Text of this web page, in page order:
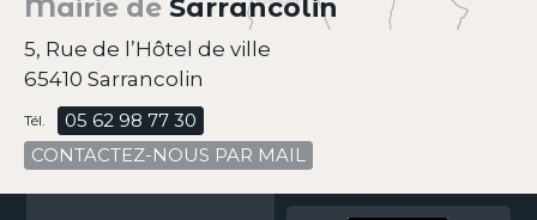
Mairie de Sarrancolin
5, Rue de l’Hôtel de ville
65410 Sarrancolin
Tél.
05 62 98 77 30
CONTACTEZ-NOUS PAR MAIL